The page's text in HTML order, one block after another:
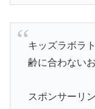
キッズラボラ
齢に合わない
スポンサーリ